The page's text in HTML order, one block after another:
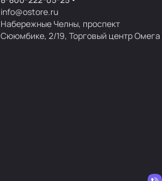
info@ostore.ru
Набережные Челны, проспект
Сююмбике, 2/19, Торговый центр Омега